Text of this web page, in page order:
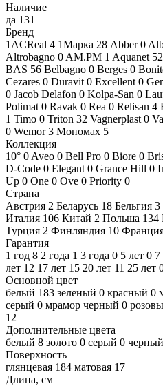
Наличие
да 131
Бренд
1ACReal 4 1Марка 28 Abber0
Altrobagno 0 AM.PM 1 Aquanet 52
BAS 56 Belbagno 0 Berges 0
Cezares 0 Duravit 0 Excellent 0
0 Jacob Delafon 0 Kolpa-San 0
Polimat 0 Ravak 0 Rea 0 Relisan 4
1 Timo 0 Triton 32 Vagnerplast 0
0 Wemor3 Мономах 5
Коллекция
10° 0 Aveo 0 Bell Pro 0 Biore 0
D-Code 0 Elegant 0 Grance Hill 0
Up 0 One 0 Ove 0 Priority 0
Страна
Австрия 2 Беларусь 18 Бельгия 3
Италия 106 Китай 2 Польша 134
Турция 2 Финляндия 10
Гарантия
1 год 8 2 года 1 3 года 0 5 лет 0 7
лет 12 17 лет 15 20 лет 11 25 лет
Основной цвет
белый 183 зеленый 0 красный 0
серый 0 мрамор черный 0
12
Дополнительные цвета
белый 8 золото 0 серый 0 черный
Поверхность
глянцевая 184 матовая 17
Длина, см